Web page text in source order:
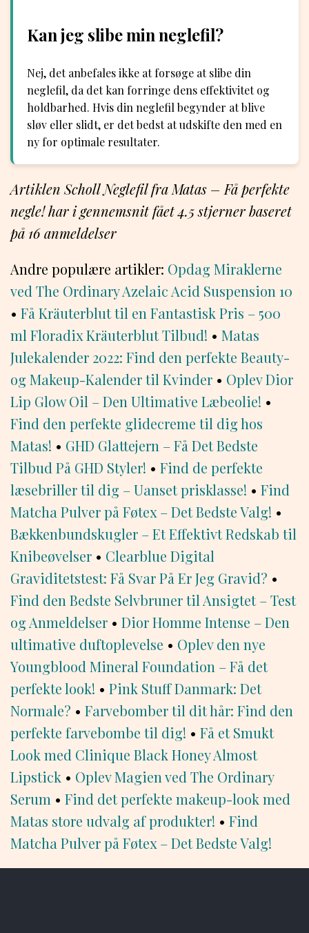
Kan jeg slibe min neglefil?
Nej, det anbefales ikke at forsøge at slibe din
neglefil, da det kan forringe dens effektivitet og
holdbarhed. Hvis din neglefil begynder at blive
sløv eller slidt, er det bedst at udskifte den med en
ny for optimale resultater.
Artiklen Scholl Neglefil fra Matas – Få perfekte
negle! har i gennemsnit fået4.5stjerner baseret
på 16anmeldelser
Andre populære artikler: Opdag Miraklerne
ved The Ordinary Azelaic Acid Suspension 10
• Få Kräuterblut til en Fantastisk Pris – 500
ml Floradix Kräuterblut Tilbud! • Matas
Julekalender 2022: Find den perfekte Beauty-
og Makeup-Kalender til Kvinder • Oplev Dior
Lip Glow Oil – Den Ultimative Læbeolie! •
Find den perfekte glidecreme til dig hos
Matas! • GHD Glattejern – Få Det Bedste
Tilbud På GHD Styler! • Find de perfekte
læsebriller til dig – Uanset prisklasse! • Find
Matcha Pulver på Føtex – Det Bedste Valg! •
Bækkenbundskugler – Et Effektivt Redskab til
Knibeøvelser • Clearblue Digital
Graviditetstest: Få Svar På Er Jeg Gravid? •
Find den Bedste Selvbruner til Ansigtet – Test
og Anmeldelser • Dior Homme Intense – Den
ultimative duftoplevelse • Oplev den nye
Youngblood Mineral Foundation – Få det
perfekte look! • Pink Stuff Danmark: Det
Normale? • Farvebomber til dit hår: Find den
perfekte farvebombe til dig! • Få et Smukt
Look med Clinique Black Honey Almost
Lipstick • Oplev Magien ved The Ordinary
Serum • Find det perfekte makeup-look med
Matas store udvalg af produkter! • Find
Matcha Pulver på Føtex – Det Bedste Valg!